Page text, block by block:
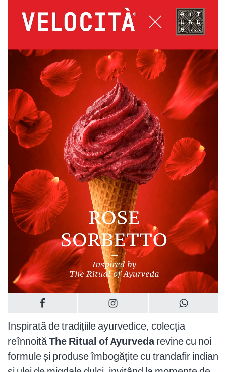
Inspirată de tradițiile ayurvedice, colecția
reînnoităThe Ritual of Ayurvedarevine cu noi
formule și produse îmbogățite cu trandafir indian